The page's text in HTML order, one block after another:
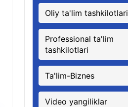
Oliy ta'lim tashkilotlari
Professional ta'lim
tashkilotlari
Ta'lim-Biznes
Video yangiliklar